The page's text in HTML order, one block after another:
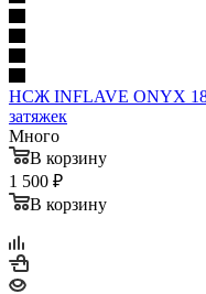
НСЖ INFLAVE ONYX
затяжек
Много
В корзину
1 500 ₽
В корзину